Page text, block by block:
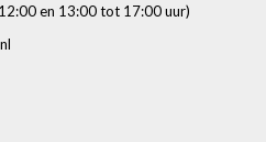
en 13:00 tot 17:00 uur)